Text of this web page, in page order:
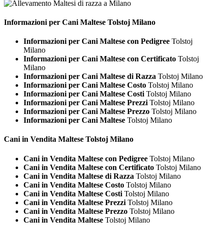
Informazioni per Cani Maltese Tolstoj Milano
Informazioni per Cani Maltese con Pedigree Tolstoj
Milano
Informazioni per Cani Maltese con Certificato Tolstoj
Milano
Informazioni per Cani Maltese di Razza Tolstoj Milano
Informazioni per Cani Maltese Costo Tolstoj Milano
Informazioni per Cani Maltese Costi Tolstoj Milano
Informazioni per Cani Maltese Prezzi Tolstoj Milano
Informazioni per Cani Maltese Prezzo Tolstoj Milano
Informazioni per Cani Maltese Tolstoj Milano
Cani in Vendita Maltese Tolstoj Milano
Cani in Vendita Maltese con Pedigree Tolstoj Milano
Cani in Vendita Maltese con Certificato Tolstoj Milano
Cani in Vendita Maltese di Razza Tolstoj Milano
Cani in Vendita Maltese Costo Tolstoj Milano
Cani in Vendita Maltese Costi Tolstoj Milano
Cani in Vendita Maltese Prezzi Tolstoj Milano
Cani in Vendita Maltese Prezzo Tolstoj Milano
Cani in Vendita Maltese Tolstoj Milano